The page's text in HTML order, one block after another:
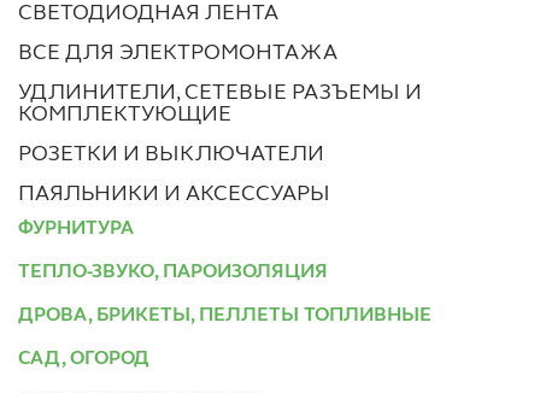
СВЕТОДИОДНАЯ ЛЕНТА
ВСЕ ДЛЯ ЭЛЕКТРОМОНТАЖА
УДЛИНИТЕЛИ, СЕТЕВЫЕ РАЗЪЕМЫ И
КОМПЛЕКТУЮЩИЕ
РОЗЕТКИ И ВЫКЛЮЧАТЕЛИ
ПАЯЛЬНИКИ И АКСЕССУАРЫ
ФУРНИТУРА
ТЕПЛО-ЗВУКО, ПАРОИЗОЛЯЦИЯ
ДРОВА, БРИКЕТЫ, ПЕЛЛЕТЫ ТОПЛИВНЫЕ
САД, ОГОРОД